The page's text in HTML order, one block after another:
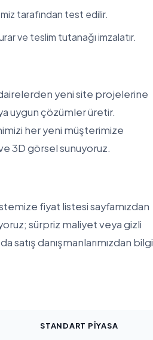
tarafından test edilir.
ve teslim tutanağı imzalatır.
yeni site projelerine
uygun çözümler üretir.
her yeni müşterimize
3D görsel sunuyoruz.
fiyat listesi sayfamızdan
sürpriz maliyet veya gizli
danışmanlarımızdan bilgi
STANDART PIYASA